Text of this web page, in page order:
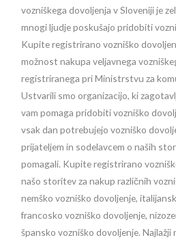
vozniškega dovoljenja v Sloveniji je
mnogi ljudje poskušajo pridobiti
Kupite registrirano vozniško
možnost nakupa veljavnega
registriranega pri Ministrstvu za
Ustvarili smo organizacijo, ki
vam pomaga pridobiti vozniško
vsak dan potrebujejo vozniško
prijateljem in sodelavcem o naših
pomagali. Kupite registrirano
našo storitev za nakup različnih
nemško vozniško dovoljenje,
francosko vozniško dovoljenje,
špansko vozniško dovoljenje. Najlažji